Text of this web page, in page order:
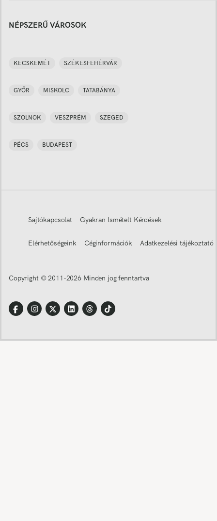
NÉPSZERŰ VÁROSOK
KECSKEMÉT SZÉKESFEHÉRVÁR
GYŐR MISKOLC TATABÁNYA
SZOLNOK VESZPRÉM SZEGED
PÉCS BUDAPEST
Sajtókapcsolat Gyakran Ismételt Kérdések
Elérhetőségeink Céginformációk Adatkezelési tájékoztató
Copyright © 2011-2026 Minden jog fenntartva